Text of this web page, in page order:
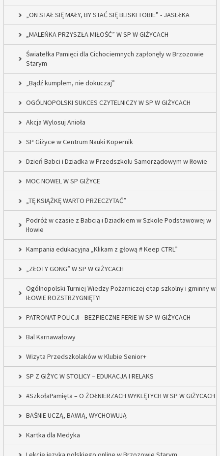
„ON STAŁ SIĘ MAŁY, BY STAĆ SIĘ BLISKI TOBIE” - JASEŁKA
„MALEŃKA PRZYSZŁA MIŁOŚĆ” W SP W GIŻYCACH
Światełka Pamięci dla Cichociemnych zapłonęły w Brzozowie
Starym
„Bądź kumplem, nie dokuczaj”
OGÓLNOPOLSKI SUKCES CZYTELNICZY W SP W GIŻYCACH
Akcja Wylosuj Anioła
SP Giżyce w Centrum Nauki Kopernik
Dzień Babci i Dziadka w Przedszkolu Samorządowym w Iłowie
MOC NOWEL W SP GIŻYCE
„TĘ KSIĄŻKĘ WARTO PRZECZYTAĆ”
Podróż w czasie z Babcią i Dziadkiem w Szkole Podstawowej w
Iłowie
Kampania edukacyjna „Klikam z głową # Keep CTRL”
„ZŁOTY GONG” W SP W GIŻYCACH
Ogólnopolski Turniej Wiedzy Pożarniczej etap szkolny i gminny w
IŁOWIE ROZSTRZYGNIĘTY!
PATRONAT POLICJI - BEZPIECZNE FERIE W SP W GIŻYCACH
Bal Karnawałowy
Wizyta Przedszkolaków w Klubie Senior+
SP Z GIŻYC W STOLICY – EDUKACJA I RELAKS
#SzkołaPamięta – O ŻOŁNIERZACH WYKLĘTYCH W SP W GIŻYCACH
BAŚNIE UCZĄ, BAWIĄ, WYCHOWUJĄ
Kartka dla Medyka